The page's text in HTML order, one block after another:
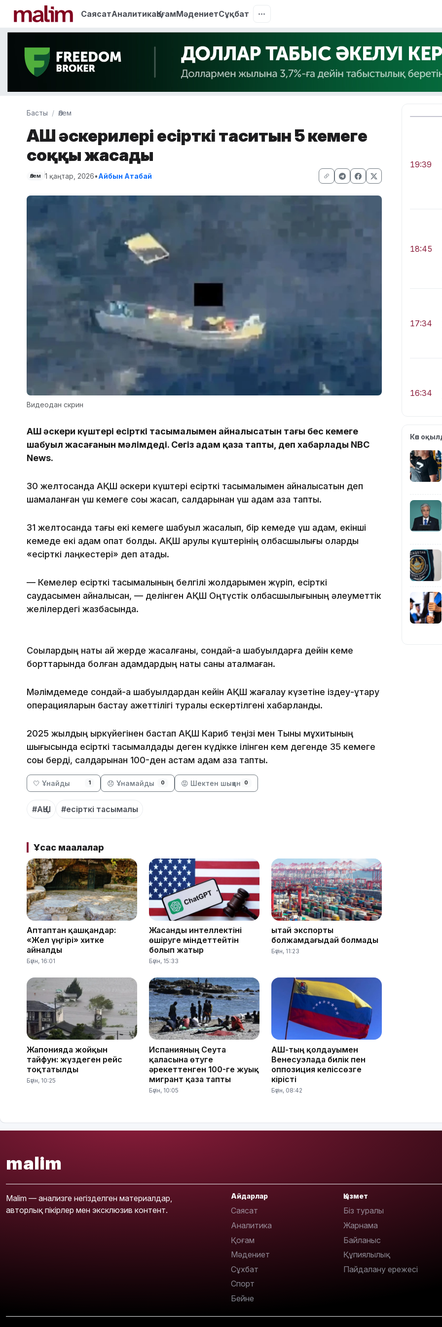
СаясатАналитикаҚоғамМәдениетСұқбат
Басты Әлем
АҚШ әскерилері есірткі таситын 5 кемеге
соққы жасады
Әлем 1 қаңтар, 2026•Айбын Атабай
Видеодан скрин
АҚШ әскери күштері есірткі тасымалымен айналысатын тағы бес кемеге
шабуыл жасағанын мәлімдеді. Сегіз адам қаза тапты, деп хабарлады NBC
News.
30 желтоқсанда АҚШ әскери күштері есірткі тасымалымен айналысатын деп
шамаланған үш кемеге соққы жасап, салдарынан үш адам қаза тапты.
31 желтоқсанда тағы екі кемеге шабуыл жасалып, бір кемеде үш адам, екінші
кемеде екі адам опат болды. АҚШ қарулы күштерінің қолбасшылығы оларды
«есірткі лаңкестері» деп атады.
— Кемелер есірткі тасымалының белгілі жолдарымен жүріп, есірткі
саудасымен айналысқан, — делінген АҚШ Оңтүстік қолбасшылығының әлеуметтік
желілердегі жазбасында.
Соққылардың нақты қай жерде жасалғаны, сондай-ақ шабуылдарға дейін кеме
борттарында болған адамдардың нақты саны аталмаған.
Мәлімдемеде сондай-ақ шабуылдардан кейін АҚШ жағалау күзетіне іздеу-құтқару
операцияларын бастау қажеттілігі туралы ескертілгені хабарланды.
2025 жылдың қыркүйегінен бастап АҚШ Кариб теңізі мен Тынық мұхитының
шығысында есірткі тасымалдады деген күдікке ілінген кем дегенде 35 кемеге
соққы берді, салдарынан 100-ден астам адам қаза тапты.
🤍 Ұнайды 1 😞 Ұнамайды 0 😡 Шектен шыққан 0
#АҚШ #есірткі тасымалы
Ұқсас мақалалар
Аптаптан қашқандар:
«Жел үңгірі» хитке
айналды
Бүгін, 16:01
Жасанды интеллектіні
өшіруге міндеттейтін
болып жатыр
Бүгін, 15:33
Қытай экспорты
болжамдағыдай болмады
Бүгін, 11:23
Жапонияда жойқын
тайфун: жүздеген рейс
тоқтатылды
Бүгін, 10:25
Испанияның Сеута
қаласына өтуге
әрекеттенген 100-ге жуық
мигрант қаза тапты
Бүгін, 10:05
АҚШ-тың қолдауымен
Венесуэлада билік пен
оппозиция келіссөзге
кірісті
Бүгін, 08:42
19:39
18:45
17:34
16:34
16:33
16:01
15:33
Көп
malim
Malim — анализге негізделген материалдар,
авторлық пікірлер мен эксклюзив контент.
Айдарлар
Саясат
Аналитика
Қоғам
Мәдениет
Сұхбат
Спорт
Бейне
Қызмет
Біз туралы
Жарнама
Байланыс
Құпиялылық
Пайдалану ережесі